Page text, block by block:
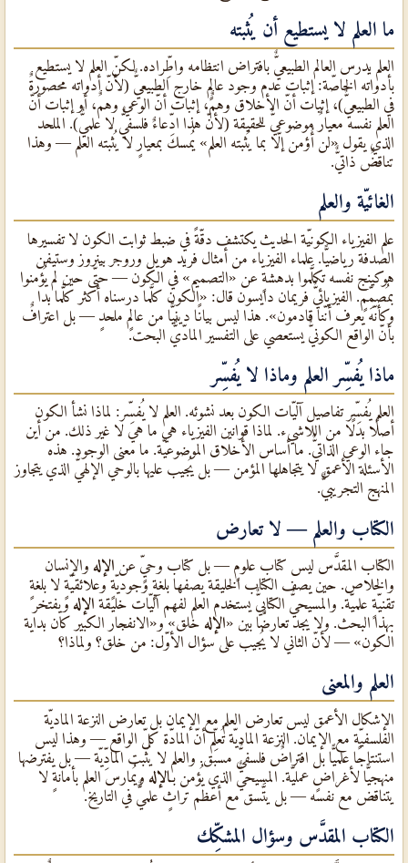
ما العلم لا يستطيع أن يُثبته
العلم يدرس العالم الطبيعيٌّ بافتراض انتظامه واطِّراده. لكنّ العلم لا يستطيع
بأدواته الخاصّة: إثبات عدم وجود عالمٍ خارج الطبيعيٌّ (لأنّ أدواته محصورةٌ
في الطبيعيٌّ)، إثبات أنّ الأخلاق وهمٌ، إثبات أنّ الوعي وهمٌ، أو إثبات أنّ
العلم نفسه معيارٌ موضوعيٌّ للحقيقة (لأنّ هذا ادِّعاءٌ فلسفيٌّ لا علميٌّ). الملحد
الذي يقول «لن أُؤمن إلّا بما يُثبته العلم» يُمسك بمعيارٍ لا يُثبته العلم — وهذا
تناقضٌ ذاتيٌّ.
الغائيّة والعلم
علم الفيزياء الكونيّة الحديث يكتشف دقّةً في ضبط ثوابت الكون لا تفسيرها
الصدفة رياضيًّا. علماء الفيزياء من أمثال فريد هويل وروجر بينروز وستيفن
هوكينج نفسه تكلَّموا بدهشةٍ عن «التصميم» في الكون — حتّى حين لم يُؤمنوا
بمُصمِّمٍ. الفيزيائيٌّ فريمان دايسون قال: «الكون كلَّما درسناه أكثر كلَّما بدا
وكأنّه يعرف أنّنا قادمون». هذا ليس بيانًا دينيًّا من عالمٍ ملحدٍ — بل اعترافٌ
بأنّ الواقع الكونيٌّ يستعصي على التفسير المادّيٌّ البحت.
ماذا يُفسِّر العلم وماذا لا يُفسِّر
العلم يُفسِّر تفاصيل آليّات الكون بعد نشوئه. العلم لا يُفسِّر: لماذا نشأ الكون
أصلًا بدلًا من اللاشيء. لماذا قوانين الفيزياء هي ما هي لا غير ذلك. من أين
جاء الوعي الذاتيٌّ. ما أساس الأخلاق الموضوعيّة. ما معنى الوجود. هذه
الأسئلة الأعمق لا يتجاهلها المؤمن — بل يُجيب عليها بالوحي الإلهيٌّ الذي يتجاوز
المنهج التجريبيٌّ.
الكتاب والعلم — لا تعارض
الكتاب المقدَّس ليس كتاب علومٍ — بل كتاب وحيٍّ عن الإله والإنسان
والخلاص. حين يصف الكتاب الخليقة يصفها بلغةٍ وجوديّةٍ وعلائقيّةٍ لا بلغةٍ
تقنيّةٍ علميّة. والمسيحيٌّ الكتابيٌّ يستخدم العلم لفهم آليّات خليقة الإله ويفتخر
بهذا البحث. ولا يجد تعارضًا بين «الإله خلق» و«الانفجار الكبير كان بداية
الكون» — لأنّ الثاني لا يُجيب على سؤال الأوّل: من خلق؟ ولماذا؟
العلم والمعنى
الإشكال الأعمق ليس تعارض العلم مع الإيمان بل تعارض النزعة الماديّة
الفلسفيّة مع الإيمان. النزعة الماديّة تُعلِّم أنّ المادّة كلّ الواقع — وهذا ليس
استنتاجًا علميًّا بل افتراضٌ فلسفيٌّ مسبق. والعلم لا يُثبت المادِّيّة — بل يفترضها
منهجيًّا لأغراضٍ عمليّة. المسيحيٌّ الذي يُؤمن بـالإله ويُمارس العلم بأمانةٍ لا
يتناقض مع نفسه — بل يتَّسق مع أعظم تراثٍ علميٌّ في التاريخ.
الكتاب المقدَّس وسؤال المشكِّك